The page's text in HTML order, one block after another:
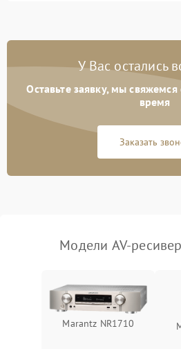
У Вас остались
Оставьте заявку, мы
время
Заказать
Модели AV-
Marantz NR1710